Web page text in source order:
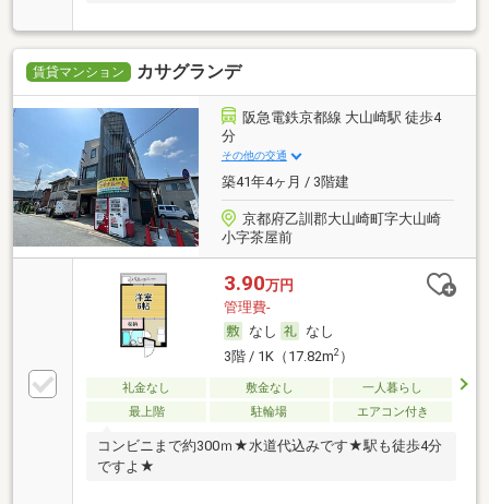
賃貸マンション カサグランデ
阪急電鉄京都線 大山崎駅 徒歩4
分
その他の交通
築41年4ヶ月 / 3階建
京都府乙訓郡大山崎町字大山崎
小字茶屋前
3.90万円
管理費-
なし
なし
3階 / 1K（17.82m2）
礼金なし 敷金なし
一人暮らし
最上階
駐輪場 エアコン付き
コンビニまで約300ｍ★水道代込みです★駅も徒歩4分
ですよ★